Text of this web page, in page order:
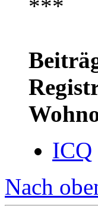
ICQ
Nach